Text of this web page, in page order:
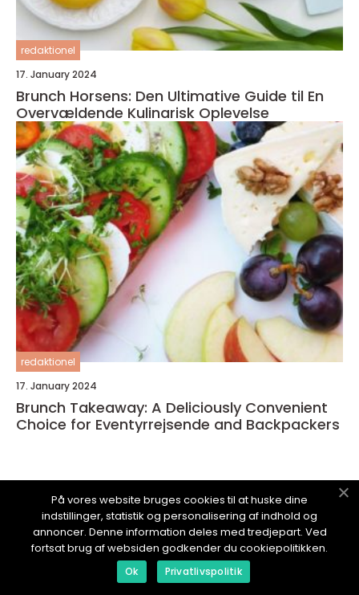
redaktionel
17. January 2024
Brunch Horsens: Den Ultimative Guide til En
Overvældende Kulinarisk Oplevelse
redaktionel
17. January 2024
Brunch Takeaway: A Deliciously Convenient
Choice for Eventyrrejsende and Backpackers
OPLEVELSESLAND.dk
På vores website bruges cookies til at huske dine
indstillinger, statistik og personalisering af indhold og
annoncer. Denne information deles med tredjepart. Ved
fortsat brug af websiden godkender du cookiepolitikken.
Ok Privatlivspolitik